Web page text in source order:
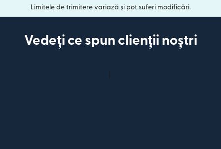
Limitele de trimitere variază și pot suferi modificări.
Vedeți ce spun clienții noștri